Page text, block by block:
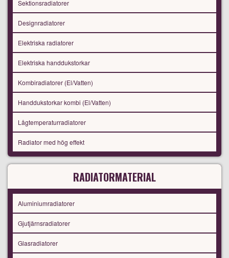
Sektionsradiatorer
Designradiatorer
Elektriska radiatorer
Elektriska handdukstorkar
Kombiradiatorer (El/Vatten)
Handdukstorkar kombi (El/Vatten)
Lågtemperaturradiatorer
Radiator med hög effekt
RADIATORMATERIAL
Aluminiumradiatorer
Gjutjärnsradiatorer
Glasradiatorer